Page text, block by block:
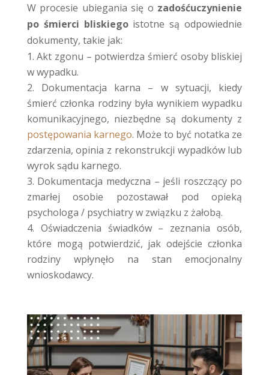
W procesie ubiegania się o zadośćuczynienie
po śmierci bliskiegoistotne są odpowiednie
dokumenty, takie jak:
Akt zgonu – potwierdza śmierć osoby bliskiej
w wypadku.
Dokumentacja karna – w sytuacji, kiedy
śmierć członka rodziny była wynikiem wypadku
komunikacyjnego, niezbędne są dokumenty z
postępowania karnego. Może to być notatka ze
zdarzenia, opinia z rekonstrukcji wypadków lub
wyrok sądu karnego.
Dokumentacja medyczna – jeśli roszczący po
zmarłej osobie pozostawał pod opieką
psychologa / psychiatry w związku z żałobą.
Oświadczenia świadków – zeznania osób,
które mogą potwierdzić, jak odejście członka
rodziny wpłynęło na stan emocjonalny
wnioskodawcy.